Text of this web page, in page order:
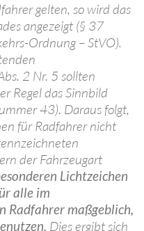
gelten, so wird das
angezeigt (§ 37
Ordnung – StVO).
2 Nr. 5 sollten
Regel das Sinnbild
43). Daraus folgt,
für Radfahrer nicht
der Fahrzeugart
Lichtzeichen
alle im
Radfahrer maßgeblich,
Dies ergibt sich